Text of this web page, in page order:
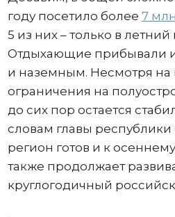
году посетило более 7
5 из них – только в
Отдыхающие прибывали
и наземным. Несмотря на
ограничения на
до сих пор остается
словам главы республики
регион готов и к
также продолжает
круглогодичный